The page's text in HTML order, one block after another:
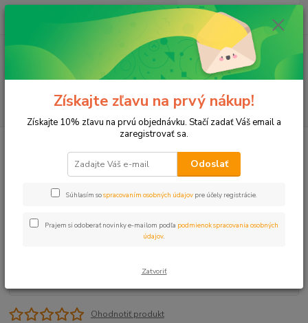
Menu
(Po-Pia, 8-17 hod.)
ks
za0 €
Čerpadlo RUCHE 1NG 25m kábel spodné sanie
Čerpadlo RUCHE 1NG 25m kábel
spodné sanie
Ohodnotiť produkt
Získajte zľavu na prvý nákup!
Získajte 10% zľavu na prvú objednávku. Stačí zadať Váš email a
zaregistrovať sa.
Odoslať
Súhlasím sospracovaním osobných údajov pre účely registrácie.
Prajem si odoberať novinky e-mailom podľa podmienok spracovania osobných
údajov
Zatvoriť